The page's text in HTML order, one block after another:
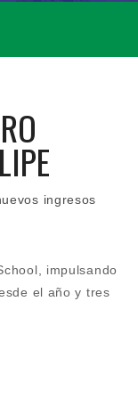
ingresos
impulsando
el año y tres